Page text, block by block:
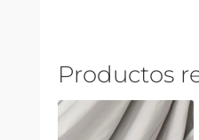
Productos